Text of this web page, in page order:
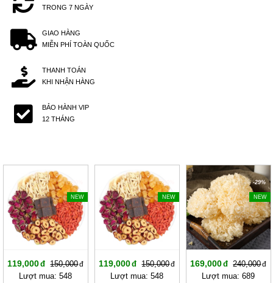
TRONG 7 NGÀY
GIAO HÀNG
MIỄN PHÍ TOÀN QUỐC
THANH TOÁN
KHI NHẬN HÀNG
BẢO HÀNH VIP
12 THÁNG
-20%
NEW
119,000
150,000
Lượt mua: 548
-20%
NEW
119,000
150,000
Lượt mua: 548
-29%
NEW
169,000
240,000
Lượt mua: 689